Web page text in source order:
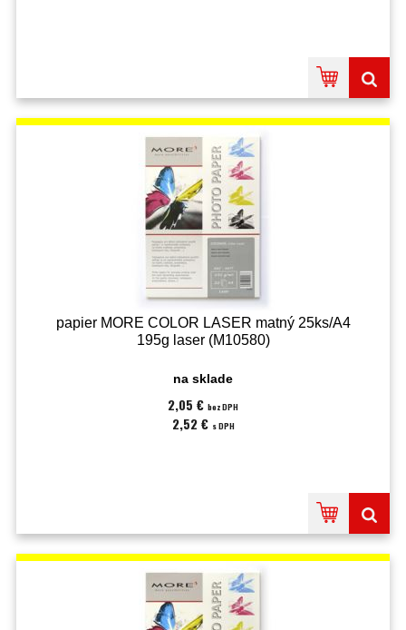
papier MORE COLOR LASER matný 25ks/A4
195g laser (M10580)
na sklade
2,05 € bez DPH
2,52 € s DPH